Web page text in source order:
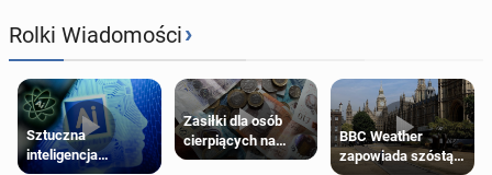
Rolki Wiadomości›
Sztuczna
inteligencja
Zasiłki dla osób
cierpiących na
schorzenia
BBC Weather
zapowiada szóstą